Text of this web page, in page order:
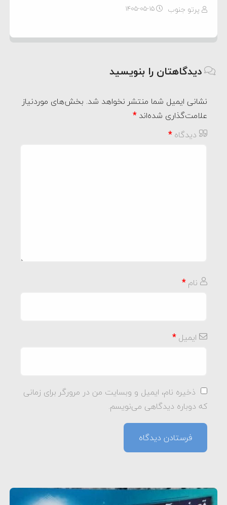
پرتو جنوب ۱۴۰۵-۰۵-۱۵
دیدگاهتان را بنویسید
نشانی ایمیل شما منتشر نخواهد شد. بخش‌های موردنیاز
علامت‌گذاری شده‌اند*
دیدگاه*
نام*
ایمیل*
ذخیره نام، ایمیل و وبسایت من در مرورگر برای زمانی
که دوباره دیدگاهی می‌نویسم.